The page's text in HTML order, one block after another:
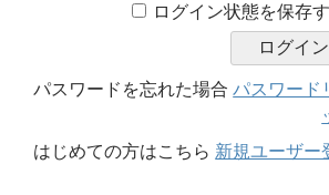
ログイン状態を保存
パスワードを忘れた場合パスワード
はじめての方はこちら 新規ユーザー